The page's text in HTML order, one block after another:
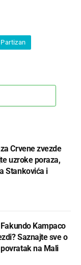
Partizan
Crvene zvezde
uzroke poraza,
Stankovića i
Kampaco
Saznajte sve o
na Mali